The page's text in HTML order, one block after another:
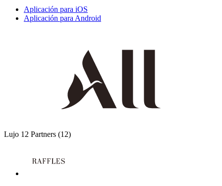
Aplicación para iOS
Aplicación para Android
Lujo 12 Partners (12)